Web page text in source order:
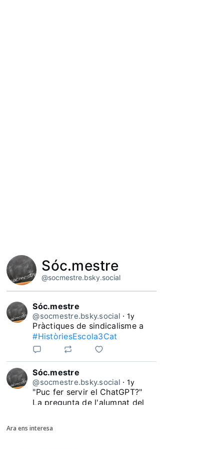
Sóc.mestre
@socmestre.bsky.social
Sóc.mestre
@socmestre.bsky.social ⋅ 1y
#HistòriesEscola3Cat
Sóc.mestre
@socmestre.bsky.social ⋅ 1y
"Puc fer servir el ChatGPT?"
La pregunta de l'alumnat del
Ara ens interesa